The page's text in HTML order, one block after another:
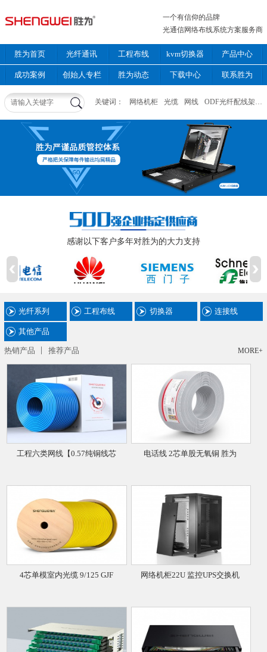
一个有信仰的品牌
光通信网络布线系统方案服务商
胜为首页 光纤通讯 工程布线 kvm切换器 产品中心
成功案例 创始人专栏 胜为动态 下载中心 联系胜为
关键词： 网络机柜 光缆 网线 ODF光纤配线架
感谢以下客户多年对胜为的大力支持
光纤系列 工程布线 切换器 连接线
其他产品
热销产品 推荐产品 MORE+
工程六类网线【0.57纯铜线芯 电话线 2芯单股无氧铜 胜为
4芯单模室内光缆 9/125 GJF 网络机柜22U 监控UPS交换机